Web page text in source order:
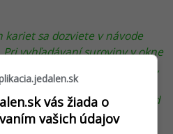
kariet sa dozviete v návode
Pri vyhľadávaní suroviny v okne
plnotextové vyhľadávanie,
napíšete hviezdičku a
ktorú hľadáte (napríklad
vás žiada o
vašich údajov